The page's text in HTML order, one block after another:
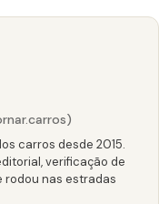
carros desde 2015.
verificação de
rodou nas estradas